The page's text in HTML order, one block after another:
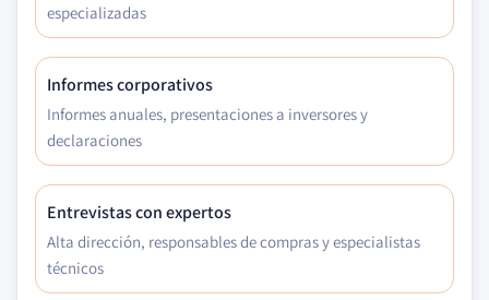
especializadas
Informes corporativos
Informes anuales, presentaciones a inversores y
declaraciones
Entrevistas con expertos
Alta dirección, responsables de compras y especialistas
técnicos